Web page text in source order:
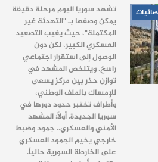
تشهد سوريا اليوم مرحلة دقيقة
يمكن وصفها بـ"التهدئة غير
المكتملة"،حيث يغيب التصعيد
العسكري الكبير، لكن دون
الوصول إلى استقرار اجتماعي
راسخ. ويتلخص المشهد في
توازن حذر بين مركز يسعى
للإمساك بالملف الوطني،
وأطراف تختبر حدود دورها في
سوريا الجديدة. أولاً: المشهد
الأمني والعسكري.. جمود وضبط
خارجييخيم الجمود العسكري
على الخارطة السورية حالياً.